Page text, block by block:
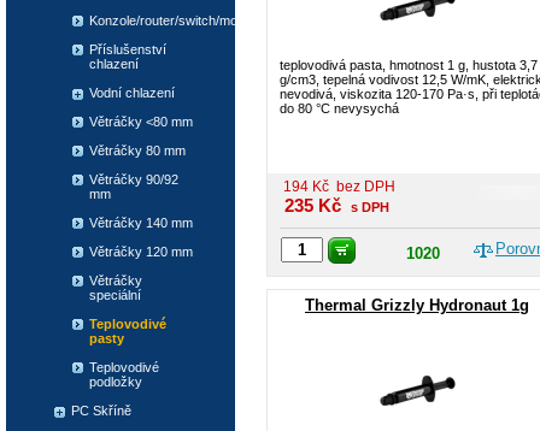
teplovodivá pasta, hmotnost 1 g, hustota 3,7
g/cm3, tepelná vodivost 12,5 W/mK,
nevodivá, viskozita 120-170 Pa·s, při
do 80 °C nevysychá
194 Kč bez DPH
235 Kč s DPH
1020
Thermal Grizzly Hydronaut 1g
Konzole/router/switch/modem
Příslušenství
chlazení
Vodní chlazení
Větráčky <80 mm
Větráčky 80 mm
Větráčky 90/92
mm
Větráčky 140 mm
Větráčky 120 mm
Větráčky
speciální
Teplovodivé
pasty
Teplovodivé
podložky
PC Skříně